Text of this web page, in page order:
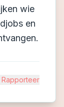
wie
en
Rapporteer